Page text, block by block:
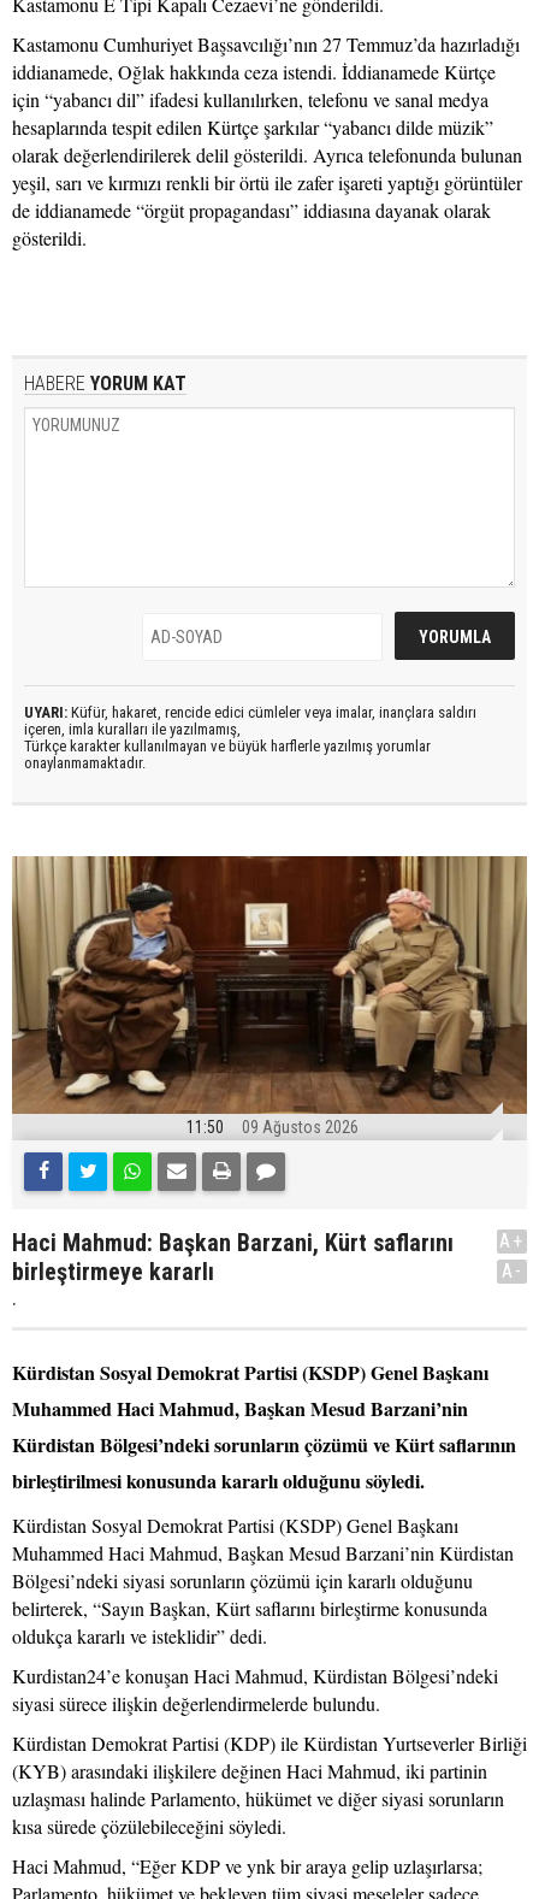
Kastamonu Cumhuriyet Başsavcılığı’nın 27 Temmuz’da hazırladığı
iddianamede, Oğlak hakkında ceza istendi. İddianamede Kürtçe
için “yabancı dil” ifadesi kullanılırken, telefonu ve sanal medya
hesaplarında tespit edilen Kürtçe şarkılar “yabancı dilde müzik”
olarak değerlendirilerek delil gösterildi. Ayrıca telefonunda bulunan
yeşil, sarı ve kırmızı renkli bir örtü ile zafer işareti yaptığı görüntüler
de iddianamede “örgüt propagandası” iddiasına dayanak olarak
gösterildi.
HABERE YORUM KAT
UYARI: Küfür, hakaret, rencide edici cümleler veya imalar, inançlara saldırı
içeren, imla kuralları ile yazılmamış,
Türkçe karakter kullanılmayan ve büyük harflerle yazılmış yorumlar
onaylanmamaktadır.
11:50 09 Ağustos 2026
Haci Mahmud: Başkan Barzani, Kürt saflarını
birleştirmeye kararlı
.
A+
A-
Kürdistan Sosyal Demokrat Partisi (KSDP) Genel Başkanı
Muhammed Haci Mahmud, Başkan Mesud Barzani’nin
Kürdistan Bölgesi’ndeki sorunların çözümü ve Kürt saflarının
birleştirilmesi konusunda kararlı olduğunu söyledi.
Kürdistan Sosyal Demokrat Partisi (KSDP) Genel Başkanı
Muhammed Haci Mahmud, Başkan Mesud Barzani’nin Kürdistan
Bölgesi’ndeki siyasi sorunların çözümü için kararlı olduğunu
belirterek, “Sayın Başkan, Kürt saflarını birleştirme konusunda
oldukça kararlı ve isteklidir” dedi.
Kurdistan24’e konuşan Haci Mahmud, Kürdistan Bölgesi’ndeki
siyasi sürece ilişkin değerlendirmelerde bulundu.
Kürdistan Demokrat Partisi (KDP) ile Kürdistan Yurtseverler Birliği
(KYB) arasındaki ilişkilere değinen Haci Mahmud, iki partinin
uzlaşması halinde Parlamento, hükümet ve diğer siyasi sorunların
kısa sürede çözülebileceğini söyledi.
Haci Mahmud, “Eğer KDP ve ynk bir araya gelip uzlaşırlarsa;
Parlamento, hükümet ve bekleyen tüm siyasi meseleler sadece